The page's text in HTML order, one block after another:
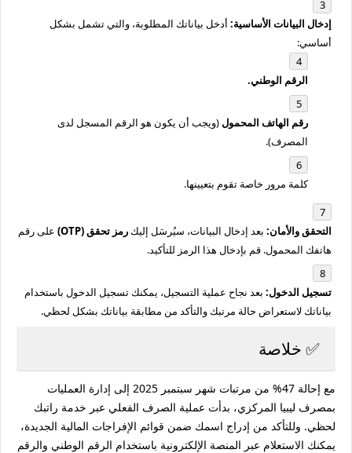
إدخال البيانات الأساسية: أدخل بياناتك المطلوبة، والتي تشمل بشكل
أساسي:
الرقم الوطني.
رقم الهاتف المحمول (ويجب أن يكون هو الرقم المسجل لدى
المصرف).
كلمة مرور خاصة تقوم بتعيينها.
التحقق والأمان: بعد إدخال البيانات، سيُرسَل إليك رمز تحقق (OTP)
على رقم
هاتفك المحمول. قم بإدخال هذا الرمز للتأكيد.
تسجيل الدخول: بعد نجاح عملية التسجيل، يمكنك تسجيل الدخول باستخدام
بياناتك لاستعراض حالة مرتبك والتأكد من مطابقة بياناتك بشكل لحظي.
✅ خلاصة
مع إحالة 47% من مرتبات شهر سبتمبر 2025
إلى إدارة العمليات
بمصرف ليبيا المركزي، بدأت عملية الصرف الفعلي عبر خدمة راتبك
لحظي. وللتأكد من إدراج اسمك ضمن قوائم الإفراجات المالية الجديدة،
يمكنك الاستعلام عبر المنصة الإلكترونية باستخدام الرقم الوطني والرقم